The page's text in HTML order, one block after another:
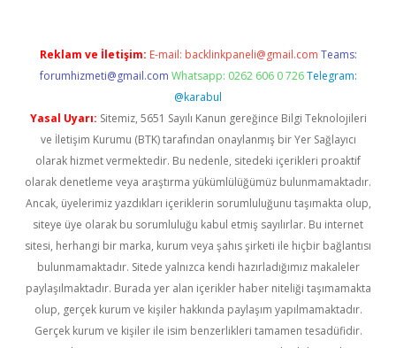
Reklam ve İletişim: E-mail: backlinkpaneli@gmail.com Teams:
forumhizmeti@gmail.com Whatsapp: 0262 606 0 726 Telegram:
@karabul
Yasal Uyarı: Sitemiz, 5651 Sayılı Kanun gereğince Bilgi Teknolojileri
ve İletişim Kurumu (BTK) tarafından onaylanmış bir Yer Sağlayıcı
olarak hizmet vermektedir. Bu nedenle, sitedeki içerikleri proaktif
olarak denetleme veya araştırma yükümlülüğümüz bulunmamaktadır.
Ancak, üyelerimiz yazdıkları içeriklerin sorumluluğunu taşımakta olup,
siteye üye olarak bu sorumluluğu kabul etmiş sayılırlar. Bu internet
sitesi, herhangi bir marka, kurum veya şahıs şirketi ile hiçbir bağlantısı
bulunmamaktadır. Sitede yalnızca kendi hazırladığımız makaleler
paylaşılmaktadır. Burada yer alan içerikler haber niteliği taşımamakta
olup, gerçek kurum ve kişiler hakkında paylaşım yapılmamaktadır.
Gerçek kurum ve kişiler ile isim benzerlikleri tamamen tesadüfidir.